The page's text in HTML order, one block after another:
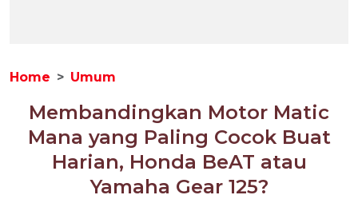
Home Umum
Membandingkan Motor Matic
Mana yang Paling Cocok Buat
Harian, Honda BeAT atau
Yamaha Gear 125?